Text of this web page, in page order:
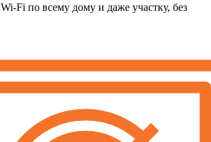
Wi-Fi по всему дому и даже участку, без